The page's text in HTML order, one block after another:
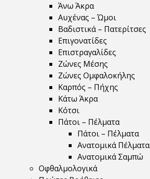
Άνω Άκρα
Αυχένας – Ώμοι
Βαδιστικά – Πατερίτσες
Επιγονατίδες
Επιστραγαλίδες
Ζώνες Μέσης
Ζώνες Ομφαλοκήλης
Καρπός – Πήχης
Κάτω Άκρα
Κότσι
Πάτοι – Πέλματα
Πάτοι – Πέλματα
Ανατομικά Πέλματα
Ανατομικά Σαμπώ
Οφθαλμολογικά